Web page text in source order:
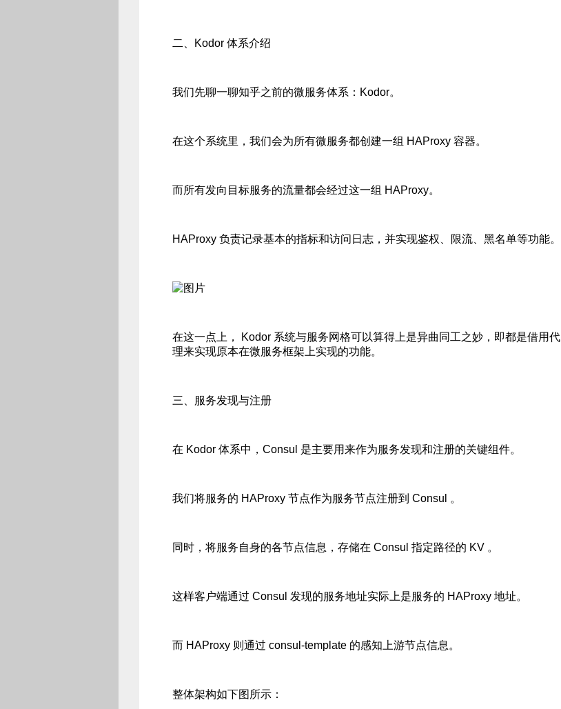
二、Kodor 体系介绍
我们先聊一聊知乎之前的微服务体系：Kodor。
在这个系统里，我们会为所有微服务都创建一组 HAProxy 容器。
而所有发向目标服务的流量都会经过这一组 HAProxy。
HAProxy 负责记录基本的指标和访问日志，并实现鉴权、限流、黑名单等功能。
在这一点上， Kodor 系统与服务网格可以算得上是异曲同工之妙，即都是借用代
理来实现原本在微服务框架上实现的功能。
三、服务发现与注册
在 Kodor 体系中，Consul 是主要用来作为服务发现和注册的关键组件。
我们将服务的 HAProxy 节点作为服务节点注册到 Consul 。
同时，将服务自身的各节点信息，存储在 Consul 指定路径的 KV 。
这样客户端通过 Consul 发现的服务地址实际上是服务的 HAProxy 地址。
而 HAProxy 则通过 consul-template 的感知上游节点信息。
整体架构如下图所示：